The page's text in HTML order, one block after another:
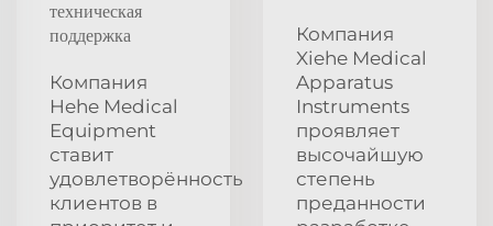
техническая
поддержка
Компания
Hehe Medical
Equipment
ставит
удовлетворённость
клиентов в
Компания
Xiehe Medical
Apparatus
Instruments
проявляет
высочайшую
степень
преданности